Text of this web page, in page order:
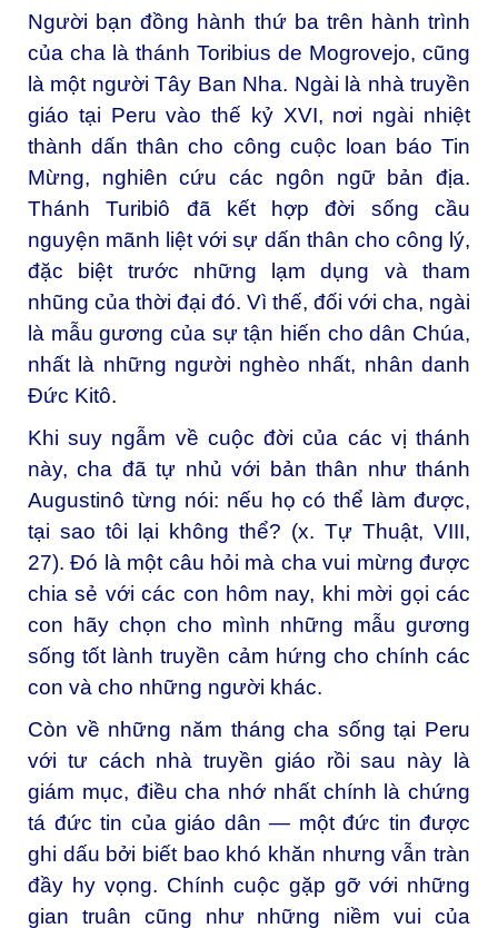
Người bạn đồng hành thứ ba trên hành trình
của cha là thánh Toribius de Mogrovejo, cũng
là một người Tây Ban Nha. Ngài là nhà truyền
giáo tại Peru vào thế kỷ XVI, nơi ngài nhiệt
thành dấn thân cho công cuộc loan báo Tin
Mừng, nghiên cứu các ngôn ngữ bản địa.
Thánh Turibiô đã kết hợp đời sống cầu
nguyện mãnh liệt với sự dấn thân cho công lý,
đặc biệt trước những lạm dụng và tham
nhũng của thời đại đó. Vì thế, đối với cha, ngài
là mẫu gương của sự tận hiến cho dân Chúa,
nhất là những người nghèo nhất, nhân danh
Đức Kitô.
Khi suy ngẫm về cuộc đời của các vị thánh
này, cha đã tự nhủ với bản thân như thánh
Augustinô từng nói: nếu họ có thể làm được,
tại sao tôi lại không thể? (x. Tự Thuật, VIII,
27). Đó là một câu hỏi mà cha vui mừng được
chia sẻ với các con hôm nay, khi mời gọi các
con hãy chọn cho mình những mẫu gương
sống tốt lành truyền cảm hứng cho chính các
con và cho những người khác.
Còn về những năm tháng cha sống tại Peru
với tư cách nhà truyền giáo rồi sau này là
giám mục, điều cha nhớ nhất chính là chứng
tá đức tin của giáo dân — một đức tin được
ghi dấu bởi biết bao khó khăn nhưng vẫn tràn
đầy hy vọng. Chính cuộc gặp gỡ với những
gian truân cũng như những niềm vui của